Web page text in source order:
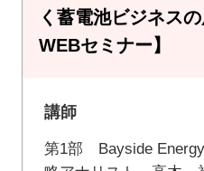
く蓄電池ビジネス
WEBセミナー】
講師
第1部 Bayside